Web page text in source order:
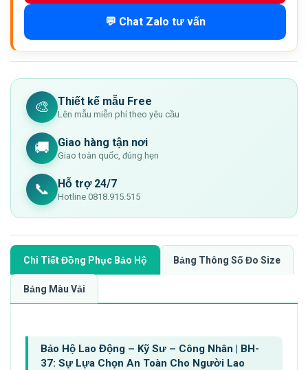
💬 Chat Zalo tư vấn
🎨 Thiết kế mẫu Free
Lên mẫu miễn phí theo yêu cầu
🚚 Giao hàng tận nơi
Giao toàn quốc, đúng hẹn
📞 Hỗ trợ 24/7
Hotline 0818.915.515
Chi Tiết Đồng Phục Bảo Hộ Bảng Thông Số Đo Size
Bảng Màu Vải
Bảo Hộ Lao Động – Kỹ Sư – Công Nhân | BH-
37: Sự Lựa Chọn An Toàn Cho Người Lao